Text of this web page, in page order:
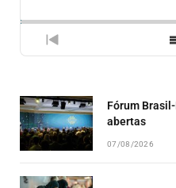
PREVIOUS
EPISODE
Fórum
abertas
07/08/2026